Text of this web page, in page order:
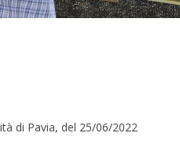
di Pavia, del 25/06/2022